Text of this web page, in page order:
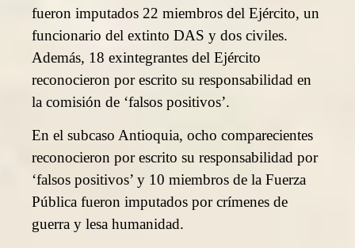
fueron imputados 22 miembros del Ejército, un
funcionario del extinto DAS y dos civiles.
Además, 18 exintegrantes del Ejército
reconocieron por escrito su responsabilidad en
la comisión de ‘falsos positivos’.
En el subcaso Antioquia, ocho comparecientes
reconocieron por escrito su responsabilidad por
‘falsos positivos’ y 10 miembros de la Fuerza
Pública fueron imputados por crímenes de
guerra y lesa humanidad.